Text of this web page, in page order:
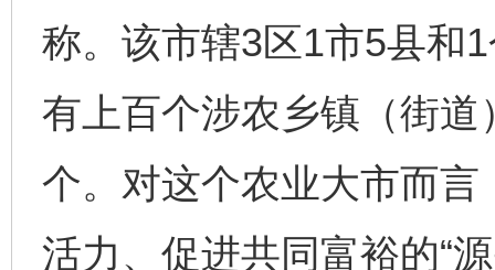
称。该市辖3区1市5县和
有上百个涉农乡镇（街
个。对这个农业大市而
活力、促进共同富裕的“